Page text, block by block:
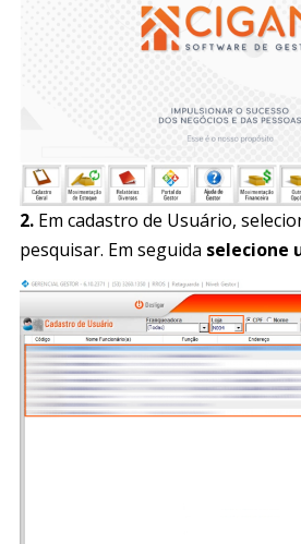
2. Em cadastro de Usuário,
pesquisar. Em seguida selecione